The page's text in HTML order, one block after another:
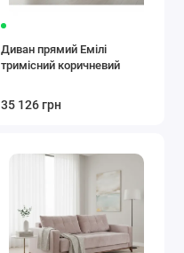
Диван прямий Емілі
тримісний коричневий
35 126 грн